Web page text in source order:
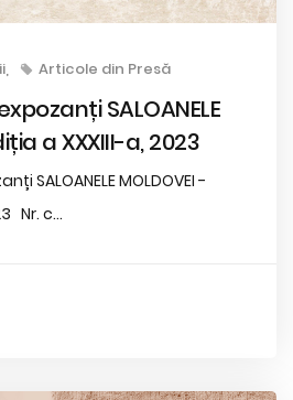
Articole din Presă
SALOANELE
a XXXIII-a, 2023
SALOANELE MOLDOVEI -
Nr. c...